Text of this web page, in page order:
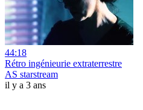
44:18
Rétro ingénieurie extraterrestre
AS starstream
il y a 3 ans